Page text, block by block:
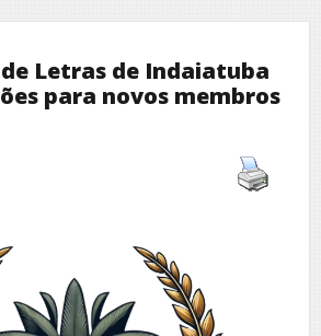
Letras de Indaiatuba
para novos membros